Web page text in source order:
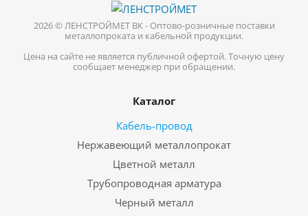
2026 © ЛЕНСТРОЙМЕТ ВК - Оптово-розничные поставки
металлопроката и кабельной продукции.
Цена на сайте не является публичной офертой. Точную цену
сообщает менеджер при обращении.
Каталог
Кабель-провод
Нержавеющий металлопрокат
Цветной металл
Трубопроводная арматура
Черный металл